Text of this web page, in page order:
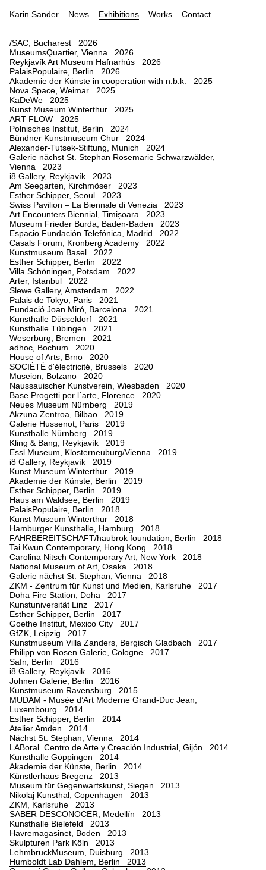
Karin Sander News Exhibitions Works Contact
/SAC, Bucharest 2026
MuseumsQuartier, Vienna 2026
Reykjavík Art Museum Hafnarhús 2026
PalaisPopulaire, Berlin 2026
Akademie der Künste in cooperation with n.b.k. 2025
Nova Space, Weimar 2025
KaDeWe 2025
Kunst Museum Winterthur 2025
ART FLOW 2025
Polnisches Institut, Berlin 2024
Bündner Kunstmuseum Chur 2024
Alexander-Tutsek-Stiftung, Munich 2024
Galerie nächst St. Stephan Rosemarie Schwarzwälder,
Vienna 2023
i8 Gallery, Reykjavík 2023
Am Seegarten, Kirchmöser 2023
Esther Schipper, Seoul 2023
Swiss Pavilion – La Biennale di Venezia 2023
Art Encounters Biennial, Timișoara 2023
Museum Frieder Burda, Baden-Baden 2023
Espacio Fundación Telefónica, Madrid 2022
Casals Forum, Kronberg Academy 2022
Kunstmuseum Basel 2022
Esther Schipper, Berlin 2022
Villa Schöningen, Potsdam 2022
Arter, Istanbul 2022
Slewe Gallery, Amsterdam 2022
Palais de Tokyo, Paris 2021
Fundació Joan Miró, Barcelona 2021
Kunsthalle Düsseldorf 2021
Kunsthalle Tübingen 2021
Weserburg, Bremen 2021
adhoc, Bochum 2020
House of Arts, Brno 2020
SOCIÉTÉ d'électricité, Brussels 2020
Museion, Bolzano 2020
Naussauischer Kunstverein, Wiesbaden 2020
Base Progetti per l´arte, Florence 2020
Neues Museum Nürnberg 2019
Akzuna Zentroa, Bilbao 2019
Galerie Hussenot, Paris 2019
Kunsthalle Nürnberg 2019
Kling & Bang, Reykjavík 2019
Essl Museum, Klosterneuburg/Vienna 2019
i8 Gallery, Reykjavík 2019
Kunst Museum Winterthur 2019
Akademie der Künste, Berlin 2019
Esther Schipper, Berlin 2019
Haus am Waldsee, Berlin 2019
PalaisPopulaire, Berlin 2018
Kunst Museum Winterthur 2018
Hamburger Kunsthalle, Hamburg 2018
FAHRBEREITSCHAFT/haubrok foundation, Berlin 2018
Tai Kwun Contemporary, Hong Kong 2018
Carolina Nitsch Contemporary Art, New York 2018
National Museum of Art, Osaka 2018
Galerie nächst St. Stephan, Vienna 2018
ZKM - Zentrum für Kunst und Medien, Karlsruhe 2017
Doha Fire Station, Doha 2017
Kunstuniversität Linz 2017
Esther Schipper, Berlin 2017
Goethe Institut, Mexico City 2017
GfZK, Leipzig 2017
Kunstmuseum Villa Zanders, Bergisch Gladbach 2017
Philipp von Rosen Galerie, Cologne 2017
Safn, Berlin 2016
i8 Gallery, Reykjavik 2016
Johnen Galerie, Berlin 2016
Kunstmuseum Ravensburg 2015
MUDAM - Musée d’Art Moderne Grand-Duc Jean,
Luxembourg 2014
Esther Schipper, Berlin 2014
Atelier Amden 2014
Nächst St. Stephan, Vienna 2014
LABoral. Centro de Arte y Creación Industrial, Gijón 2014
Kunsthalle Göppingen 2014
Akademie der Künste, Berlin 2014
Künstlerhaus Bregenz 2013
Museum für Gegenwartskunst, Siegen 2013
Nikolaj Kunsthal, Copenhagen 2013
ZKM, Karlsruhe 2013
SABER DESCONOCER, Medellín 2013
Kunsthalle Bielefeld 2013
Havremagasinet, Boden 2013
Skulpturen Park Köln 2013
LehmbruckMuseum, Duisburg 2013
Humboldt Lab Dahlem, Berlin 2013